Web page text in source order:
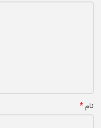
نام*